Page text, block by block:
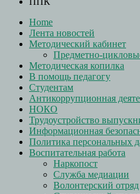
Home
Лента новостей
Методический кабинет
Предметно-
Методическая копилка
В помощь педагогу
Студентам
Антикоррупционная
НОКО
Трудоустройство
Информационная
Политика персональных
Воспитательная работа
Наркопост
Служба медиации
Волонтерский отряд